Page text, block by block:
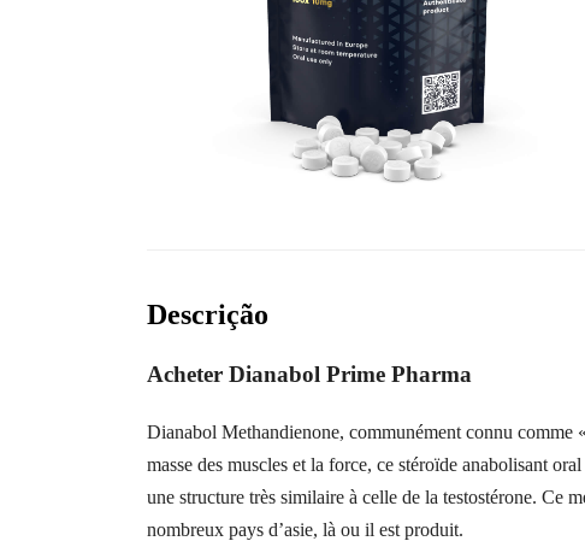
Descrição
Acheter Dianabol Prime Pharma
Dianabol Methandienone, communément connu comme
masse des muscles et la force, ce stéroïde anabolisant
une structure très similaire à celle de la testostérone. Ce
nombreux pays d’asie, là ou il est produit.